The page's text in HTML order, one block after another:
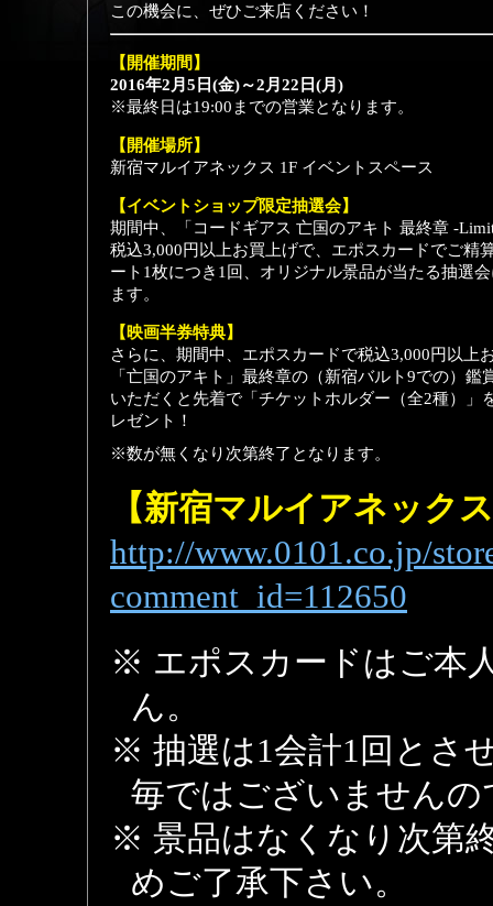
この機会に、ぜひご来店ください！
【開催期間】
2016年2月5日(金)～2月22日(月)
※最終日は19:00までの営業となります。
【開催場所】
新宿マルイアネックス 1F イベントスペース
【イベントショップ限定抽選会】
期間中、「コードギアス 亡国のアキト 最終章 -
税込3,000円以上お買上げで、エポスカードでご精
ート1枚につき1回、オリジナル景品が当たる抽選
ます。
【映画半券特典】
さらに、期間中、エポスカードで税込3,000円以上
「亡国のアキト」最終章の（新宿バルト9での）鑑
いただくと先着で「チケットホルダー（全2種）」
レゼント！
※数が無くなり次第終了となります。
【新宿マルイアネック
http://www.0101.co.jp/
comment_id=112650
※ エポスカードはご本
ん。
※ 抽選は1会計1回とさ
毎ではございません
※ 景品はなくなり次第
めご了承下さい。